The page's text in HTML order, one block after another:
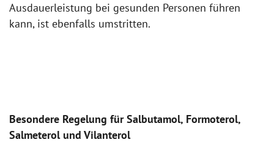
Ausdauerleistung bei gesunden Personen führen
kann, ist ebenfalls umstritten.
Besondere Regelung für Salbutamol, Formoterol,
Salmeterol und Vilanterol